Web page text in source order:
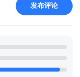
发布评论